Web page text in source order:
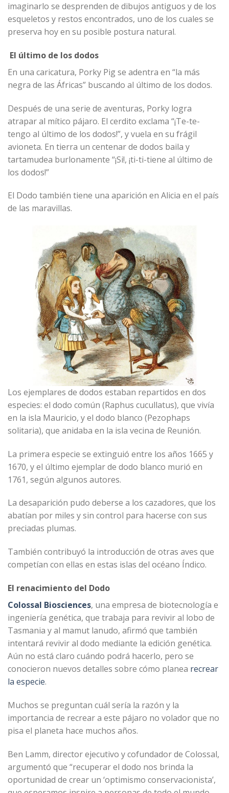
imaginarlo se desprenden de dibujos antiguos y de los
esqueletos y restos encontrados,​ uno de los cuales se
preserva hoy en su posible postura natural. ​
El último de los dodos
En una caricatura, Porky Pig se adentra en “la más
negra de las Áfricas” buscando al último de los dodos.
Después de una serie de aventuras, Porky logra
atrapar al mítico pájaro. El cerdito exclama “¡Te-te-
tengo al último de los dodos!”, y vuela en su frágil
avioneta. En tierra un centenar de dodos baila y
tartamudea burlonamente “¡Si!, ¡ti-ti-tiene al último de
los dodos!”
El Dodo también tiene una aparición en Alicia en el país
de las maravillas.
Los ejemplares de dodos estaban repartidos en dos
especies: el dodo común (Raphus cucullatus), que vivía
en la isla Mauricio, y el dodo blanco (Pezophaps
solitaria), que anidaba en la isla vecina de Reunión.
La primera especie se extinguió entre los años 1665 y
1670, y el último ejemplar de dodo blanco murió en
1761, según algunos autores.
La desaparición pudo deberse a los cazadores, que los
abatían por miles y sin control para hacerse con sus
preciadas plumas.
También contribuyó la introducción de otras aves que
competían con ellas en estas islas del océano Índico.
El renacimiento del Dodo
Colossal Biosciences, una empresa de biotecnología e
ingeniería genética, que trabaja para revivir al lobo de
Tasmania y al mamut lanudo, afirmó que también
intentará revivir al dodo mediante la edición genética.
Aún no está claro cuándo podrá hacerlo, pero se
conocieron nuevos detalles sobre cómo planea recrear
la especie.
Muchos se preguntan cuál sería la razón y la
importancia de recrear a este pájaro no volador que no
pisa el planeta hace muchos años.
Ben Lamm, director ejecutivo y cofundador de Colossal,
argumentó que “recuperar el dodo nos brinda la
oportunidad de crear un ‘optimismo conservacionista’,